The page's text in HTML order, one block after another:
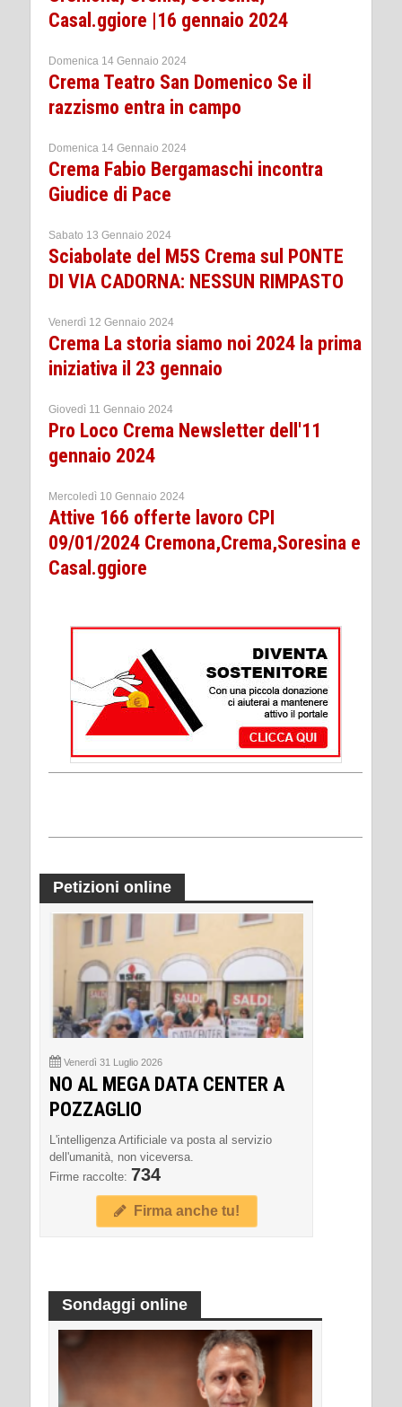
Casal.ggiore |16 gennaio 2024
Domenica 14 Gennaio 2024
Crema Teatro San Domenico Se il
razzismo entra in campo
Domenica 14 Gennaio 2024
Crema Fabio Bergamaschi incontra
Giudice di Pace
Sabato 13 Gennaio 2024
Sciabolate del M5S Crema sul PONTE
DI VIA CADORNA: NESSUN RIMPASTO
Venerdì 12 Gennaio 2024
Crema La storia siamo noi 2024 la prima
iniziativa il 23 gennaio
Giovedì 11 Gennaio 2024
Pro Loco Crema Newsletter dell'11
gennaio 2024
Mercoledì 10 Gennaio 2024
Attive 166 offerte lavoro CPI
09/01/2024 Cremona,Crema,Soresina e
Casal.ggiore
Petizioni online
Venerdì 31 Luglio 2026
NO AL MEGA DATA CENTER A
POZZAGLIO
L'intelligenza Artificiale va posta al servizio
dell'umanità, non viceversa.
Firme raccolte: 734
Firma anche tu!
Sondaggi online